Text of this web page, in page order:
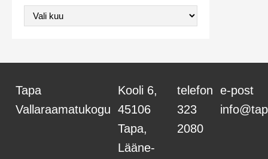
vArhiiv
Tapa
Vallaraamatukogu
Kooli 6,
45106
Tapa,
Lääne-
telefon
323
2080
e-post